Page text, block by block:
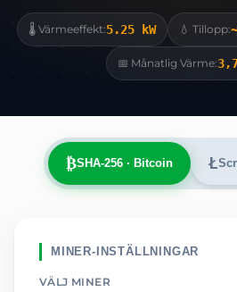
🌡️ Värmeeffekt:5.25 kW 💧 Tillopp:
📅 Månatlig Värme:
₿SHA-256 · Bitcoin Ł
MINER-INSTÄLLNINGAR
VÄLJ MINER